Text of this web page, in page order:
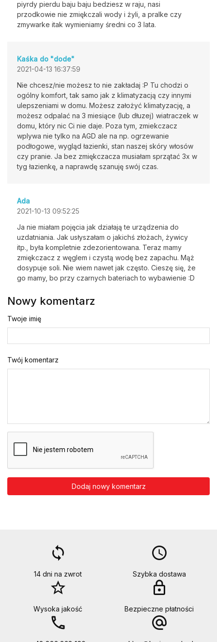
piyrdy pierdu baju baju bedziesz w raju, nasi
przodkowie nie zmiękczali wody i żyli, a pralke czy
zmywarke itak wymieniamy średni co 3 lata.
Kaśka do "dode"
2021-04-13 16:37:59
Nie chcesz/nie możesz to nie zakładaj :P Tu chodzi o
ogólny komfort, tak samo jak z klimatyzacją czy innymi
ulepszeniami w domu. Możesz założyć klimatyzację, a
możesz odpalać na 3 miesiące (lub dłuzej) wiatraczek w
domu, który nic Ci nie daje. Poza tym, zmiekczacz
wplywa nie tylko na AGD ale na np. ogrzewanie
podłogowe, wygląd łazienki, stan naszej skóry włosów
czy pranie. Ja bez zmiękczacza musiałam sprzątać 3x w
tyg łazienkę, a naprawdę szanuję swój czas.
Ada
2021-10-13 09:52:25
Ja nie miałam pojęcia jak działają te urządzenia do
uzdatniania. Jak usłyszałam o jakichś złożach, żywicy
itp., była kompletnie zdezorientowana. Teraz mamy
zmiękczacz z węglem i czystą wodę bez zapachu. Mąż
dosypuje soli. Nie wiem nawet jak często. Cieszę się, że
go mamy, bo przy czarnych bateriach to wybawienie :D
Nowy komentarz
Twoje imię
Twój komentarz
Dodaj nowy komentarz
loop
14 dni na zwrot
access_time
Szybka dostawa
star_border
Wysoka jakość
lock
Bezpieczne płatności
call alternate_email